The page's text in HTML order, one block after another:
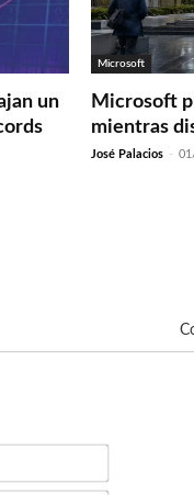
un
Microsoft
Microsoft
mientras
José Palacios -